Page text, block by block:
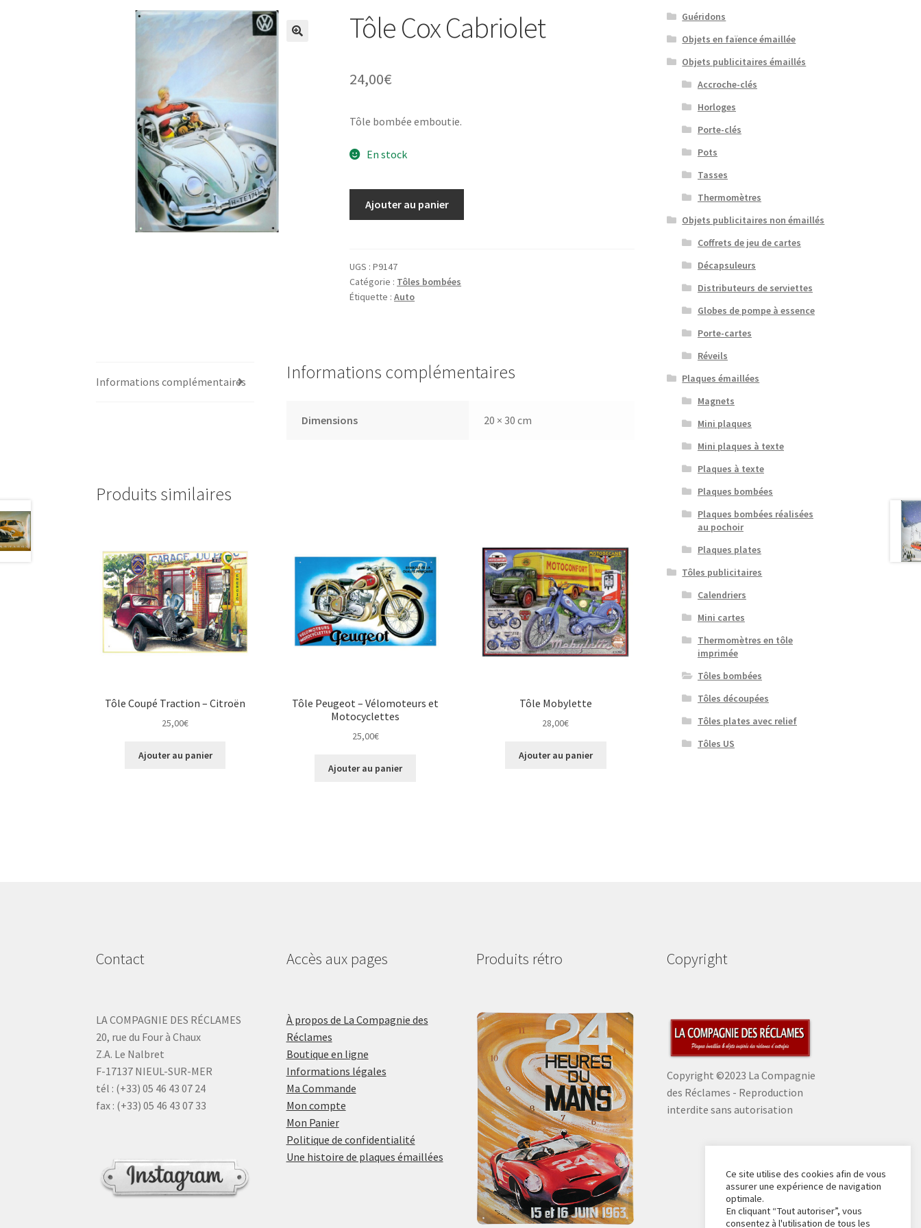
Tôle Cox Cabriolet
24,00€
Tôle bombée emboutie.
En stock
Cabriolet
Ajouter au panier
UGS :P9147
Catégorie : Tôles bombées
Étiquette :Auto
Informations complémentaires Informations complémentaires
Dimensions 20 × 30 cm
Produits similaires
Tôle Coupé Traction – Citroën
25,00€
Ajouter au panier
Tôle Peugeot – Vélomoteurs et
Motocyclettes
25,00€
Ajouter au panier
Tôle Mobylette
28,00€
Ajouter au panier
Guéridons
Objets en faïence émaillée
Objets publicitaires émaillés
Accroche-clés
Horloges
Porte-clés
Pots
Tasses
Thermomètres
Objets publicitaires non émaillés
Coffrets de jeu de cartes
Décapsuleurs
Distributeurs de serviettes
Globes de pompe à essence
Porte-cartes
Réveils
Plaques émaillées
Magnets
Mini plaques
Mini plaques à texte
Plaques à texte
Plaques bombées
Plaques bombées réalisées
au pochoir
Plaques plates
Tôles publicitaires
Calendriers
Mini cartes
Thermomètres en tôle
imprimée
Tôles bombées
Tôles découpées
Tôles plates avec relief
Tôles US
Contact
LA COMPAGNIE DES RÉCLAMES
20, rue du Four à Chaux
Z.A. Le Nalbret
F-17137 NIEUL-SUR-MER
tél : (+33) 05 46 43 07 24
fax : (+33) 05 46 43 07 33
Accès aux pages
À propos de La Compagnie des
Réclames
Boutique en ligne
Informations légales
Ma Commande
Mon compte
Mon Panier
Politique de confidentialité
Une histoire de plaques émaillées
Produits rétro Copyright
Copyright ©2023 La Compagnie
des Réclames - Reproduction
interdite sans autorisation
Ce site utilise des cookies afin de vous
assurer une expérience de navigation
optimale.
En cliquant “Tout autoriser”, vous
consentez à l'utilisation de tous les